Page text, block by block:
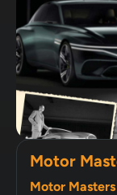
Motor
Motor